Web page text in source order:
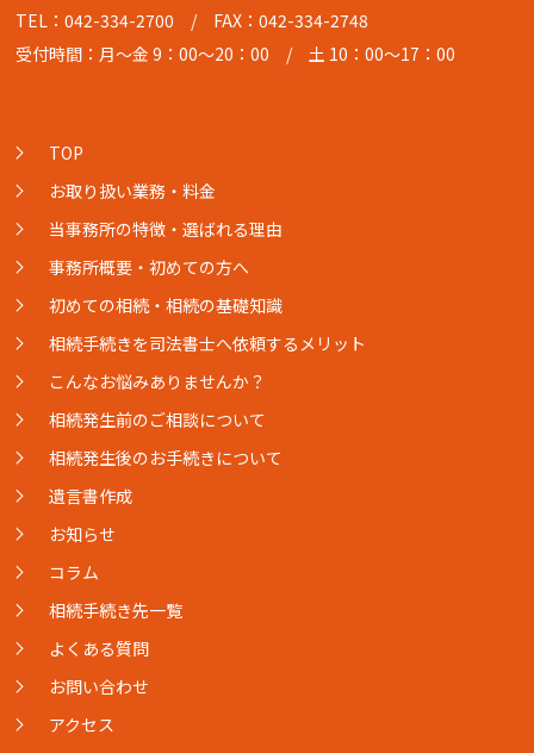
TEL：042-334-2700 / FAX：042-334-2748
受付時間：月〜金 9：00〜20：00 / 土 10：00〜17：00
TOP
お取り扱い業務・料金
当事務所の特徴・選ばれる理由
事務所概要・初めての方へ
初めての相続・相続の基礎知識
相続手続きを司法書士へ依頼するメリット
こんなお悩みありませんか？
相続発生前のご相談について
相続発生後のお手続きについて
遺言書作成
お知らせ
コラム
相続手続き先一覧
よくある質問
お問い合わせ
アクセス